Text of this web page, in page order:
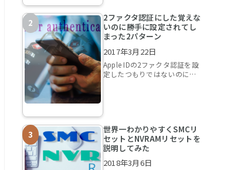
2ファクタ認証にした覚えな
いのに勝手に設定されてし
まった2パターン
2017年3月22日
Apple IDの2ファクタ認証を設
定したつもりではないのに…
世界一わかりやすくSMCリ
セットとNVRAMリセットを
説明してみた
2018年3月6日